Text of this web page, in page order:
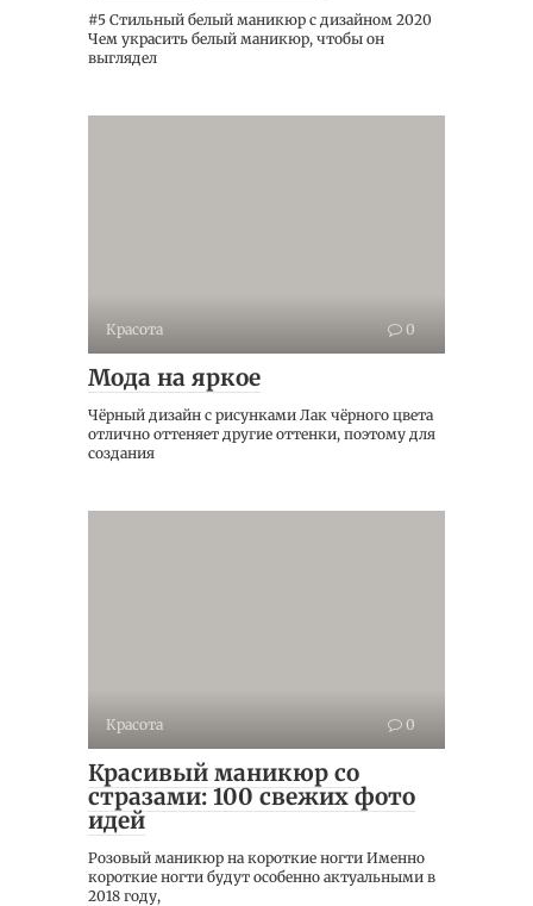
#5 Стильный белый маникюр с дизайном 2020
Чем украсить белый маникюр, чтобы он
выглядел
Красота 0
Мода на яркое
Чёрный дизайн с рисунками Лак чёрного цвета
отлично оттеняет другие оттенки, поэтому для
создания
Красота 0
Красивый маникюр со
стразами: 100 свежих фото
идей
Розовый маникюр на короткие ногти Именно
короткие ногти будут особенно актуальными в
2018 году,